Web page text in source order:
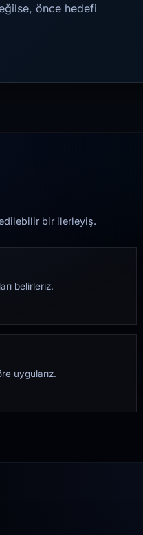
önce hedefi
bir ilerleyiş.
belirleriz.
uygularız.